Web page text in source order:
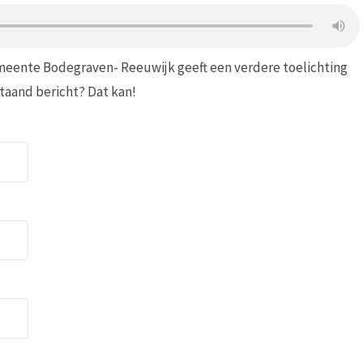
Bodegraven- Reeuwijk geeft een verdere toelichting
bericht? Dat kan!